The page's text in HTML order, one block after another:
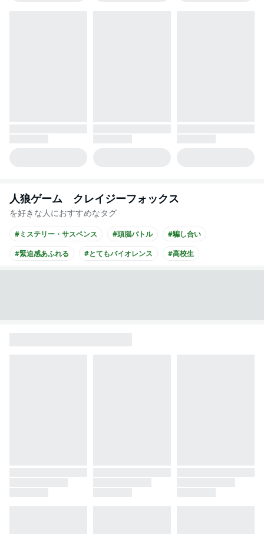
人狼ゲーム クレイジーフォックス
を好きな人におすすめなタグ
#ミステリー・サスペンス #頭脳バトル
#騙し合い
#緊迫感あふれる
#とてもバイオレンス #高校生